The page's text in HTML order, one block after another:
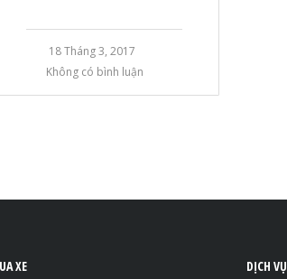
18 Tháng 3, 2017
Không có bình luận
XE DỊCH VỤ